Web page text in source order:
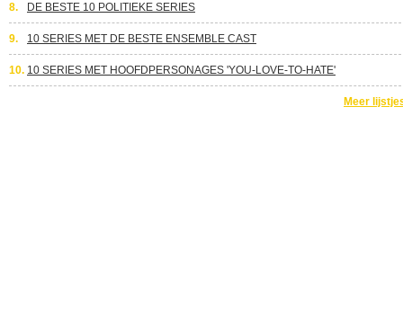
8. DE BESTE 10 POLITIEKE SERIES
9. 10 SERIES MET DE BESTE ENSEMBLE CAST
10. 10 SERIES MET HOOFDPERSONAGES 'YOU-LOVE-TO-HATE'
Meer